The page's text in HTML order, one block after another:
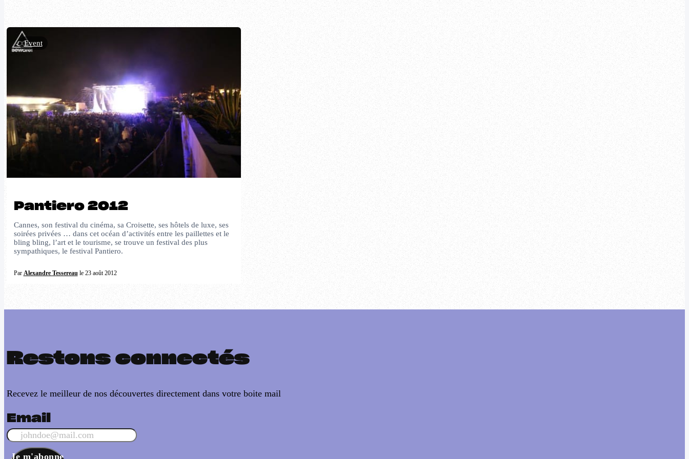
Pantiero 2012
Cannes, son festival du cinéma, sa Croisette, ses hôtels de luxe, ses
soirées privées … dans cet océan d’activités entre les paillettes et le
bling bling, l’art et le tourisme, se trouve un festival des plus
sympathiques, le festival Pantiero.
Par Alexandre Tessereaule 23 août 2012
Event
Restons connectés
Recevez le meilleur de nos découvertes directement dans votre boite mail
Email
Je m'abonne